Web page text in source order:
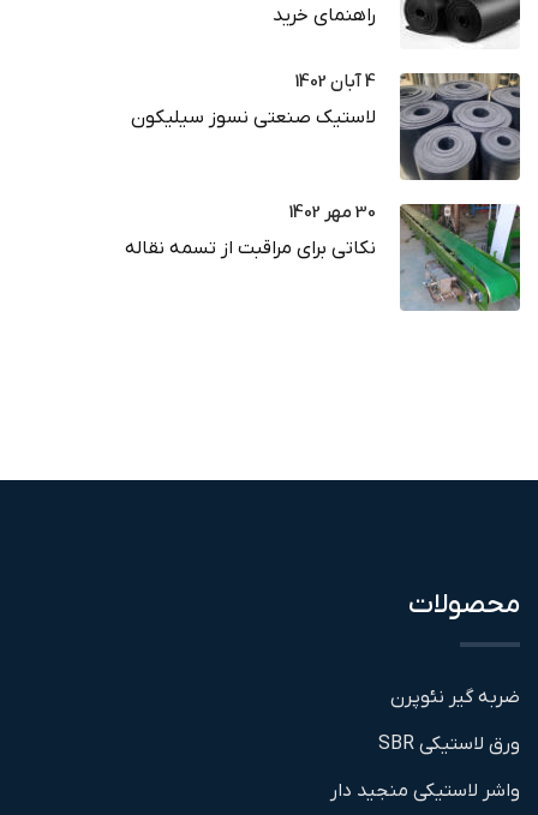
راهنمای خرید
4 آبان 1402
لاستیک صنعتی نسوز سیلیکون
30 مهر 1402
نکاتی برای مراقبت از تسمه نقاله
محصولات
ضربه گیر نئوپرن
ورق لاستیکی SBR
واشر لاستیکی منجید دار